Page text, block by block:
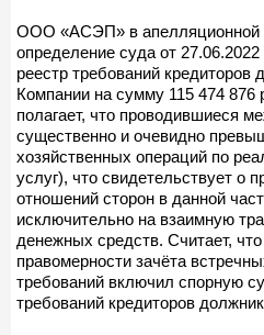
ООО «АСЭП» в апелляционной
определение суда от
реестр требований кредиторов
Компании на сумму 115 474
полагает, что проводившиеся
существенно и очевидно
хозяйственных операций по
услуг), что свидетельствует о
отношений сторон в данной
исключительно на взаимную
денежных средств. Считает,
правомерности зачёта
требований включил спорную
требований кредиторов